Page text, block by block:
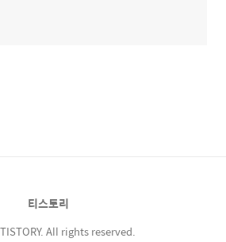
티스토리
All rights reserved.